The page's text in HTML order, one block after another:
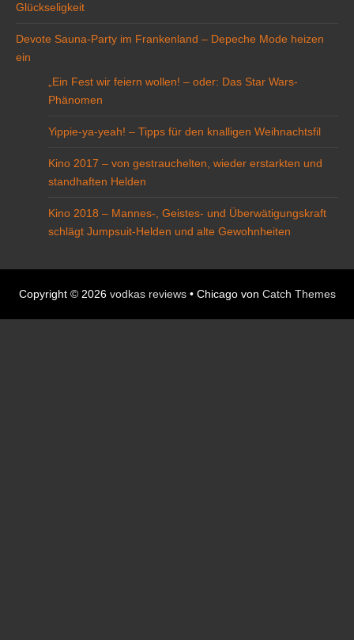
Glückseligkeit
Devote Sauna-Party im Frankenland – Depeche Mode heizen
ein
„Ein Fest wir feiern wollen! – oder: Das Star Wars-
Phänomen
Yippie-ya-yeah! – Tipps für den knalligen Weihnachtsfil
Kino 2017 – von gestrauchelten, wieder erstarkten und
standhaften Helden
Kino 2018 – Mannes-, Geistes- und Überwätigungskraft
schlägt Jumpsuit-Helden und alte Gewohnheiten
Copyright © 2026 vodkas reviews• Chicago von Catch Themes